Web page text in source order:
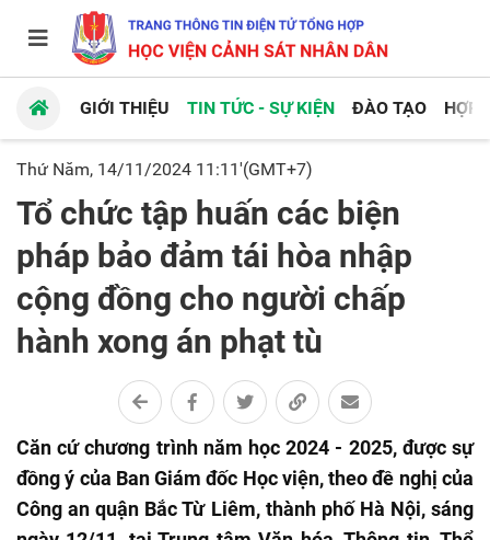
GIỚI THIỆU TIN TỨC - SỰ KIỆN ĐÀO TẠO HỢP
Thứ Năm, 14/11/2024 11:11'(GMT+7)
Tổ chức tập huấn các biện
pháp bảo đảm tái hòa nhập
cộng đồng cho người chấp
hành xong án phạt tù
Căn cứ chương trình năm học 2024 - 2025, được sự
đồng ý của Ban Giám đốc Học viện, theo đề nghị của
Công an quận Bắc Từ Liêm, thành phố Hà Nội, sáng